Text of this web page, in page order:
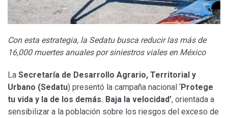
Con esta estrategia, la Sedatu busca reducir las más de
16,000 muertes anuales por siniestros viales en México
La Secretaría de Desarrollo Agrario, Territorial y
Urbano (Sedatu) presentó la campaña nacional ‘Protege
tu vida y la de los demás. Baja la velocidad’, orientada a
sensibilizar a la población sobre los riesgos del exceso de